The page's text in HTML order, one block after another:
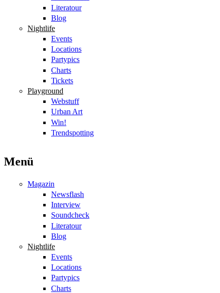
Literatour
Blog
Nightlife
Events
Locations
Partypics
Charts
Tickets
Playground
Webstuff
Urban Art
Win!
Trendspotting
Menü
Magazin
Newsflash
Interview
Soundcheck
Literatour
Blog
Nightlife
Events
Locations
Partypics
Charts